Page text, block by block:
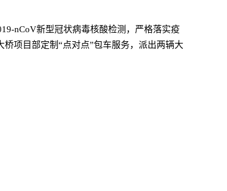
nCoV新型冠状病毒核酸检测，严格落实疫
项目部定制“点对点”包车服务，派出两辆大